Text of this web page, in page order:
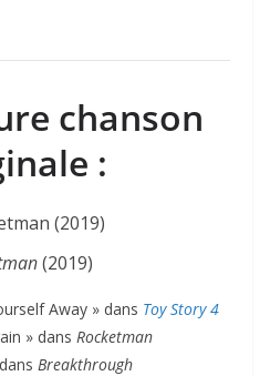
chanson
:
(2019)
Away » dans Toy Story 4
» dans Rocketman
Breakthrough